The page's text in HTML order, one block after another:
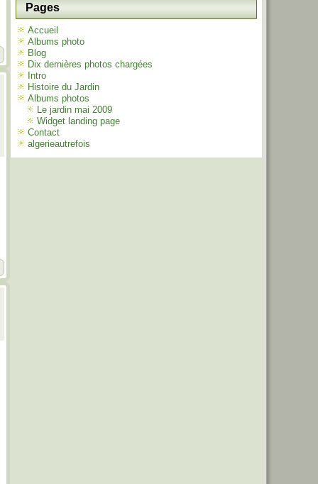
Pages
Accueil
Albums photo
Blog
Dix dernières photos chargées
Intro
Histoire du Jardin
Albums photos
Le jardin mai 2009
Widget landing page
Contact
algerieautrefois